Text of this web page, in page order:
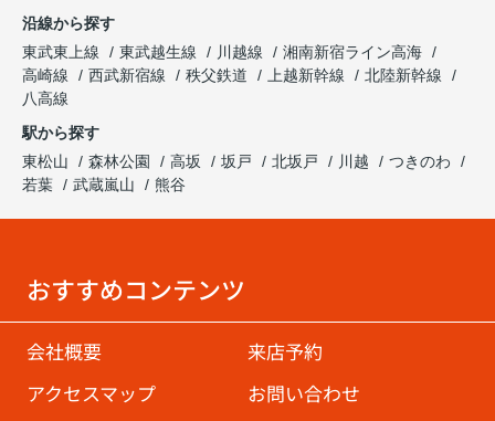
沿線から探す
東武東上線
東武越生線 川越線
湘南新宿ライン高海
高崎線
西武新宿線 秩父鉄道 上越新幹線
北陸新幹線
八高線
駅から探す
東松山
森林公園 高坂 坂戸 北坂戸 川越
つきのわ
若葉
武蔵嵐山 熊谷
おすすめコンテンツ
会社概要
来店予約
アクセスマップ
お問い合わせ